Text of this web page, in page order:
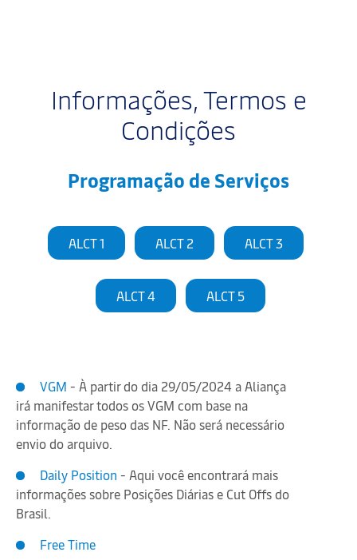
Informações, Termos e
Condições
Programação de Serviços
ALCT 1 ALCT 2 ALCT 3
ALCT 4 ALCT 5
VGM - À partir do dia 29/05/2024 a Aliança
irá manifestar todos os VGM com base na
informação de peso das NF. Não será necessário
envio do arquivo.
Daily Position - Aqui você encontrará mais
informações sobre Posições Diárias e Cut Offs do
Brasil.
Free Time